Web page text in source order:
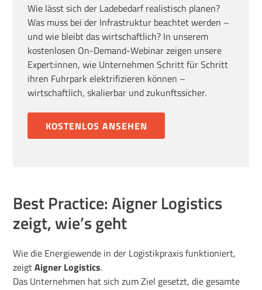
Wie lässt sich der Ladebedarf realistisch planen?
Was muss bei der Infrastruktur beachtet werden –
und wie bleibt das wirtschaftlich? In unserem
kostenlosen On-Demand-Webinar zeigen unsere
Expert:innen, wie Unternehmen Schritt für Schritt
ihren Fuhrpark elektrifizieren können –
wirtschaftlich, skalierbar und zukunftssicher.
KOSTENLOS ANSEHEN
Best Practice: Aigner Logistics
zeigt, wie’s geht
Wie die Energiewende in der Logistikpraxis funktioniert,
zeigtAigner Logistics.
Das Unternehmen hat sich zum Ziel gesetzt, die gesamte